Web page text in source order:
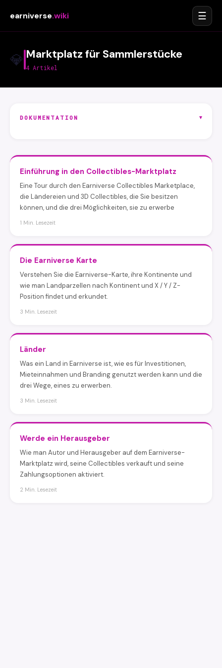
earniverse.wiki ☰
💎 Marktplatz für Sammlerstücke
4 Artikel
DOKUMENTATION ▾
Einführung in den Collectibles-Marktplatz
Eine Tour durch den Earniverse Collectibles Marketplace,
die Ländereien und 3D Collectibles, die Sie besitzen
können, und die drei Möglichkeiten, sie zu erwerbe
1 Min. Lesezeit
Die Earniverse Karte
Verstehen Sie die Earniverse-Karte, ihre Kontinente und
wie man Landparzellen nach Kontinent und X / Y / Z-
Position findet und erkundet.
3 Min. Lesezeit
Länder
Was ein Land in Earniverse ist, wie es für Investitionen,
Mieteinnahmen und Branding genutzt werden kann und die
drei Wege, eines zu erwerben.
3 Min. Lesezeit
Werde ein Herausgeber
Wie man Autor und Herausgeber auf dem Earniverse-
Marktplatz wird, seine Collectibles verkauft und seine
Zahlungsoptionen aktiviert.
2 Min. Lesezeit